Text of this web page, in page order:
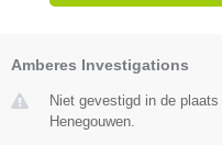
Amberes Investigations
Niet gevestigd in de
Henegouwen.